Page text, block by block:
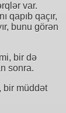
var.
qapıb qaçır,
bunu görən
bir də
sonra.
bir müddət